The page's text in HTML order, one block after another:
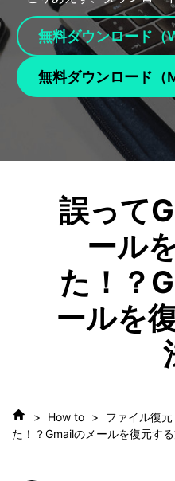
• USB復元
• HDD復元
その他の復元
• ファイル復元
• OFFICE復元
• ビデオ修復・復元
• データ復元ソフトレビュー
無料ダウンロード（
無料ダウンロード（
誤って
ール
た！？
ールを
> How to > ファイル復元
た！？Gmailのメールを復元す